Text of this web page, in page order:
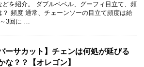
どを紹介。 ダブルベベル、グーフィ目立て、頻
？ 頻度 通常、チェーンソーの目立て頻度は給
3回に …
バーサカット】チェンは何処が延びる
な？？【オレゴン】